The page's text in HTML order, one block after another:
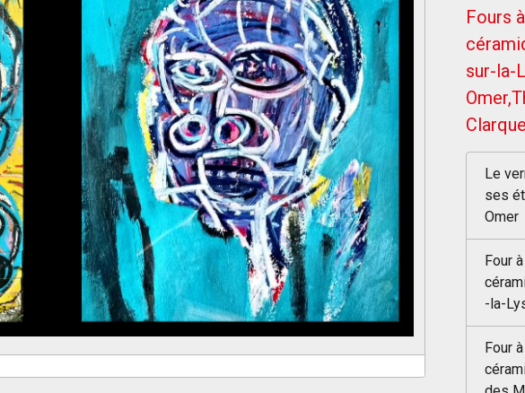
Fours
sur-la-
Le
ses
Omer
Four
-la-
Four